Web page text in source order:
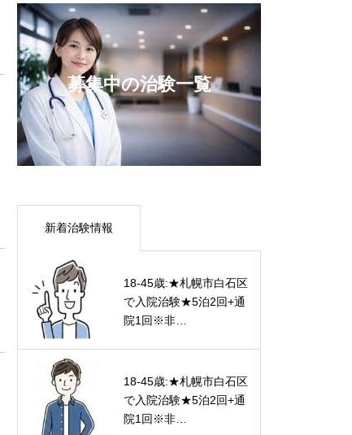
募集中の治験一覧
新着治験情報
18-45歳:★札幌市白石区
で入院治験★5泊2回+通
院1回※非…
18-45歳:★札幌市白石区
で入院治験★5泊2回+通
院1回※非…